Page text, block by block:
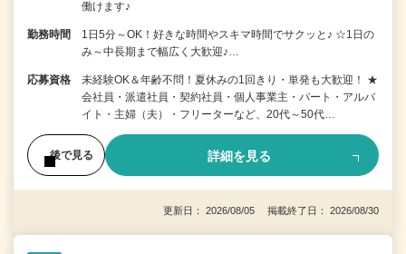
働けます♪
勤務時間
1日5分～OK！好きな時間やスキマ時間でサクッと♪ ☆1日の
み～中長期まで幅広く大歓迎♪…
応募資格
未経験OK＆年齢不問！夏休みの1回きり・単発も大歓迎！ ★
会社員・派遣社員・契約社員・個人事業主・パート・アルバ
イト・主婦（夫）・フリーターなど、20代～50代…
後で見る 詳細を見る
更新日： 2026/08/05 掲載終了日： 2026/08/30